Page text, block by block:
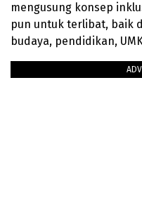
mengusung konsep
pun untuk terlibat, baik
budaya, pendidikan,